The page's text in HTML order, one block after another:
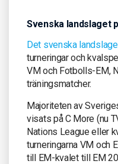
Svenska landslaget
Det svenska
turneringar och
VM och Fotbolls-EM,
träningsmatcher.
Majoriteten av
visats på C More (nu
Nations League eller
turneringarna VM och
till EM-kvalet till EM